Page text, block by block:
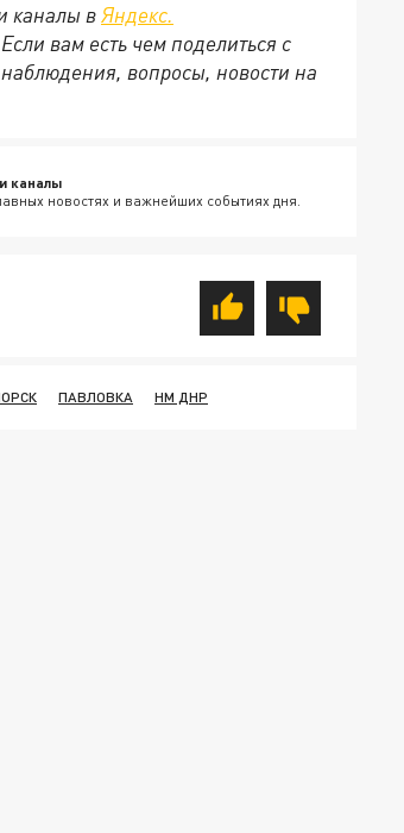
каналы вЯндекс.
вам есть чем поделиться с
вопросы, новости на
каналы
новостях и важнейших событиях дня.
ПАВЛОВКА НМ ДНР